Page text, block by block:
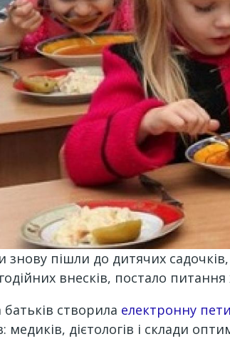
пішли до дитячих
внесків, постало
батьків створила електронну
медиків, дієтологів і склади